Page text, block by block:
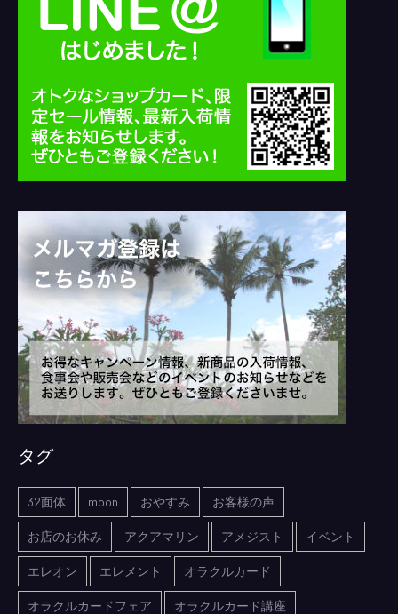
タグ
32面体 moon おやすみ お客様の声
お店のお休み アクアマリン アメジスト イベント
エレオン エレメント オラクルカード
オラクルカードフェア オラクルカード講座